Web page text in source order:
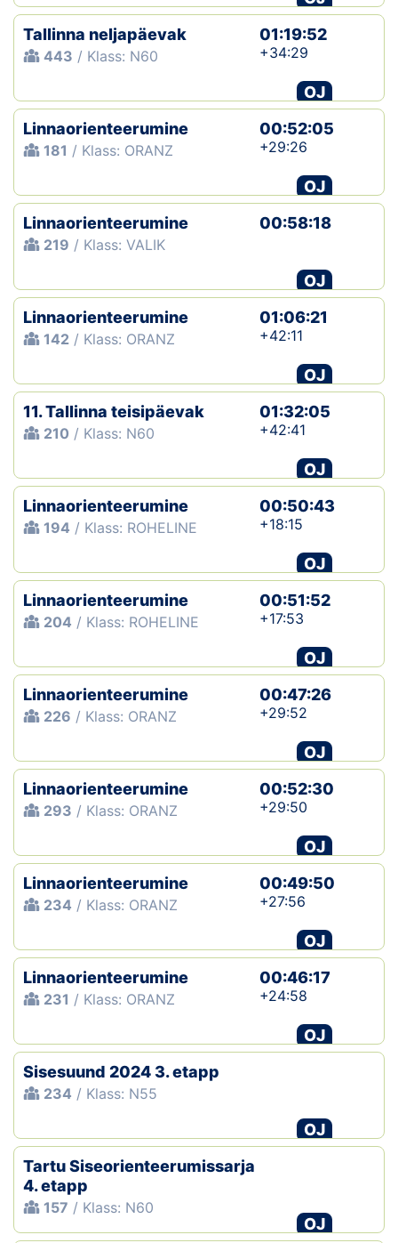
Tallinna neljapäevak
443 / Klass: N60
01:19:52
+34:29
OJ
Linnaorienteerumine
181 / Klass: ORANZ
00:52:05
+29:26
OJ
Linnaorienteerumine
219 / Klass: VALIK
00:58:18
OJ
Linnaorienteerumine
142 / Klass: ORANZ
01:06:21
+42:11
OJ
11. Tallinna teisipäevak
210 / Klass: N60
01:32:05
+42:41
OJ
Linnaorienteerumine
194 / Klass: ROHELINE
00:50:43
+18:15
OJ
Linnaorienteerumine
204 / Klass: ROHELINE
00:51:52
+17:53
OJ
Linnaorienteerumine
226 / Klass: ORANZ
00:47:26
+29:52
OJ
Linnaorienteerumine
293 / Klass: ORANZ
00:52:30
+29:50
OJ
Linnaorienteerumine
234 / Klass: ORANZ
00:49:50
+27:56
OJ
Linnaorienteerumine
231 / Klass: ORANZ
00:46:17
+24:58
OJ
Sisesuund 2024 3. etapp
234 / Klass: N55
OJ
Tartu Siseorienteerumissarja
4. etapp
157 / Klass: N60
OJ